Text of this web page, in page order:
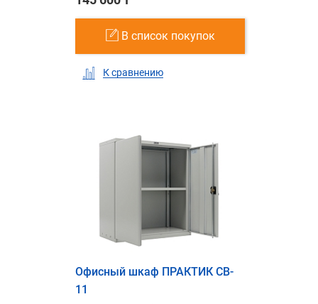
В список покупок
К сравнению
Офисный шкаф ПРАКТИК CB-
11